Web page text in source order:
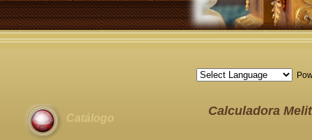
Catálogo
Calculadora